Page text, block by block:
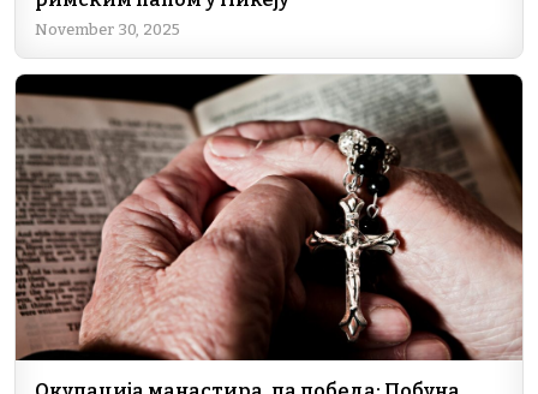
November 30, 2025